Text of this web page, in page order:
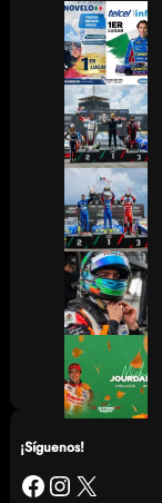
¡Síguenos!
Facebook Instagram X